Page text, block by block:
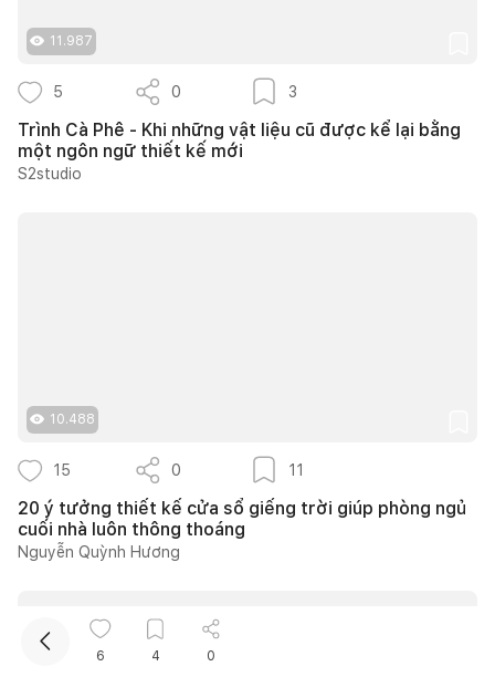
11.987
5 0 3
Trình Cà Phê - Khi những vật liệu cũ được kể lại bằng
một ngôn ngữ thiết kế mới
S2studio
10.488
15 0 11
20 ý tưởng thiết kế cửa sổ giếng trời giúp phòng ngủ
cuối nhà luôn thông thoáng
Nguyễn Quỳnh Hương
6 4 0
Mua sắm hoàn thiện nhà